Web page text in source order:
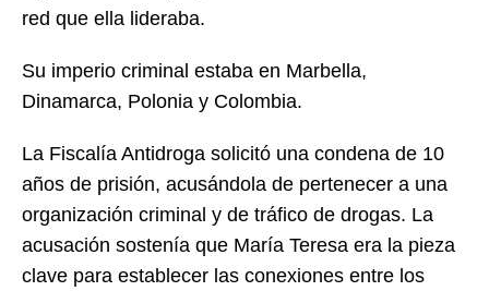
red que ella lideraba.
Su imperio criminal estaba en Marbella,
Dinamarca, Polonia y Colombia.
La Fiscalía Antidroga solicitó una condena de 10
años de prisión, acusándola de pertenecer a una
organización criminal y de tráfico de drogas. La
acusación sostenía que María Teresa era la pieza
clave para establecer las conexiones entre los